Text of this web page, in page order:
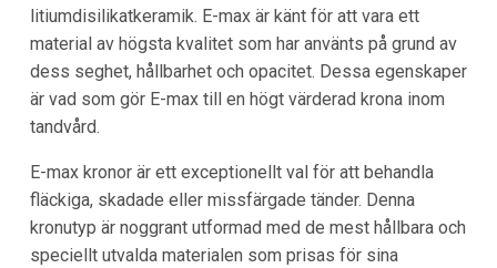
litiumdisilikatkeramik. E-max är känt för att vara ett
material av högsta kvalitet som har använts på grund av
dess seghet, hållbarhet och opacitet. Dessa egenskaper
är vad som gör E-max till en högt värderad krona inom
tandvård.
E-max kronor är ett exceptionellt val för att behandla
fläckiga, skadade eller missfärgade tänder. Denna
kronutyp är noggrant utformad med de mest hållbara och
speciellt utvalda materialen som prisas för sina